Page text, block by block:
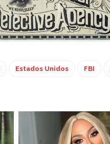
Estados Unidos FBI